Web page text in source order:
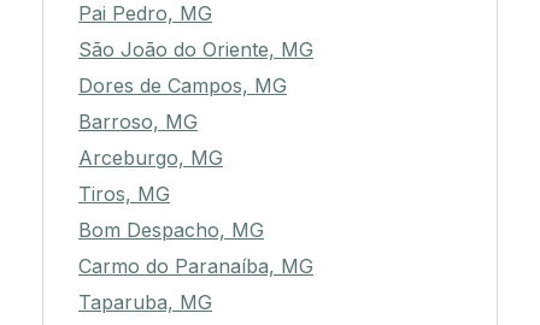
Pai Pedro, MG
São João do Oriente, MG
Dores de Campos, MG
Barroso, MG
Arceburgo, MG
Tiros, MG
Bom Despacho, MG
Carmo do Paranaíba, MG
Taparuba, MG